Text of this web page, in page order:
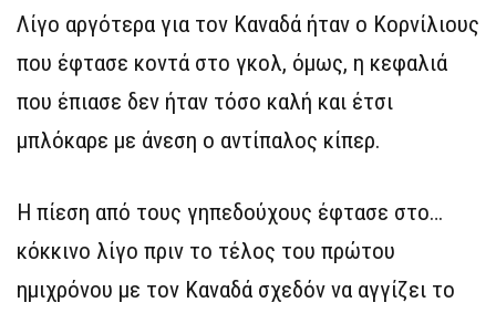
Λίγο αργότερα για τον Καναδά ήταν ο Κορνίλιους
που έφτασε κοντά στο γκολ, όμως, η κεφαλιά
που έπιασε δεν ήταν τόσο καλή και έτσι
μπλόκαρε με άνεση ο αντίπαλος κίπερ.
Η πίεση από τους γηπεδούχους έφτασε στο…
κόκκινο λίγο πριν το τέλος του πρώτου
ημιχρόνου με τον Καναδά σχεδόν να αγγίζει το